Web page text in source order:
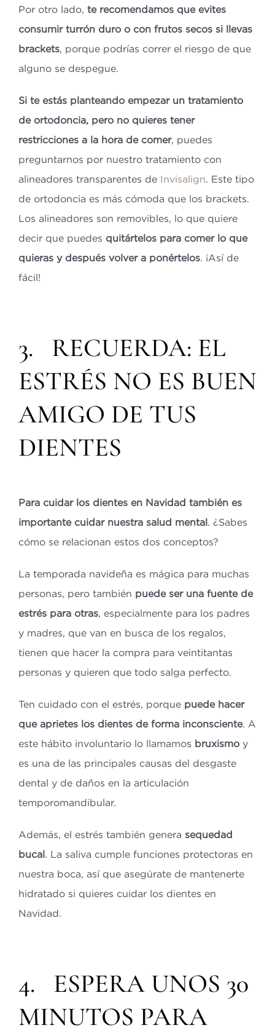
Por otro lado, te recomendamos que evites
consumir turrón duro o con frutos secos si llevas
brackets, porque podrías correr el riesgo de que
alguno se despegue.
Si te estás planteando empezar un tratamiento
de ortodoncia, pero no quieres tener
restricciones a la hora de comer, puedes
preguntarnos por nuestro tratamiento con
alineadores transparentes de Invisalign . Este tipo
de ortodoncia es más cómoda que los brackets.
Los alineadores son removibles, lo que quiere
decir que puedes quitártelos para comer lo que
quieras y después volver a ponértelos. ¡Así de
fácil!
3. RECUERDA: EL
ESTRÉS NO ES BUEN
AMIGO DE TUS
DIENTES
Para cuidar los dientes en Navidad también es
importante cuidar nuestra salud mental. ¿Sabes
cómo se relacionan estos dos conceptos?
La temporada navideña es mágica para muchas
personas, pero también puede ser una fuente de
estrés para otras, especialmente para los padres
y madres, que van en busca de los regalos,
tienen que hacer la compra para veintitantas
personas y quieren que todo salga perfecto.
Ten cuidado con el estrés, porque puede hacer
que aprietes los dientes de forma inconsciente. A
este hábito involuntario lo llamamos bruxismo y
es una de las principales causas del desgaste
dental y de daños en la articulación
temporomandibular.
Además, el estrés también genera sequedad
bucal. La saliva cumple funciones protectoras en
nuestra boca, así que asegúrate de mantenerte
hidratado si quieres cuidar los dientes en
Navidad.
4. ESPERA UNOS 30
MINUTOS PARA